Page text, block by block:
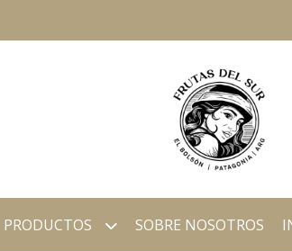
PRODUCTOS SOBRE NOSOTROS